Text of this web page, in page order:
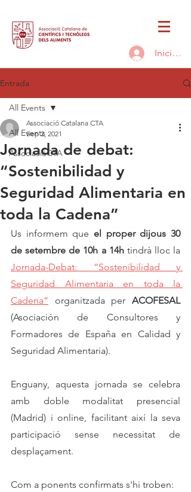
Inicia la
Entrada
All Events
AssociacióCTA
All Events
Jornada de debat:
“Sostenibilidad y
Seguridad Alimentaria en
toda la Cadena”
Associació Catalana CTA
Sep 2, 2021
Us informem que el proper dijous 30
de setembre de 10h a 14h
Jornada-Debat: “Sostenibilidad y
Seguridad Alimentaria en toda la
Cadena” organitzada per
ACOFESAL
(Asociación de Consultores y
Formadores de España en Calidad y
Seguridad Alimentaria).
Enguany, aquesta jornada se celebra
amb doble modalitat presencial
(Madrid) i online, facilitant així la seva
participació sense necessitat de
desplaçament.
Com a ponents confirmats s'hi troben: